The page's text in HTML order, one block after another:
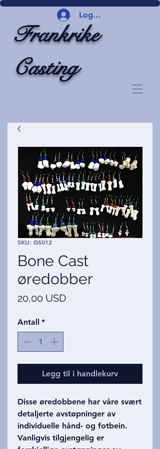
Logg inn
Frankrike
Casting
SKU: GS012
Bone Cast
øredobber
20,00 USDPris
Antall *
Legg til i handlekurv
Disse øredobbene har våre svært
detaljerte avstøpninger av
individuelle hånd- og fotbein.
Vanligvis tilgjengelig er